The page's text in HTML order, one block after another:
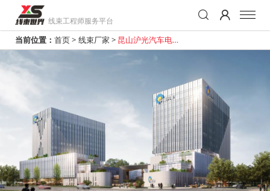
线束工程师服务平台
当前位置： 首页> 线束厂家 > 昆山沪光汽车电器
股份有限公司